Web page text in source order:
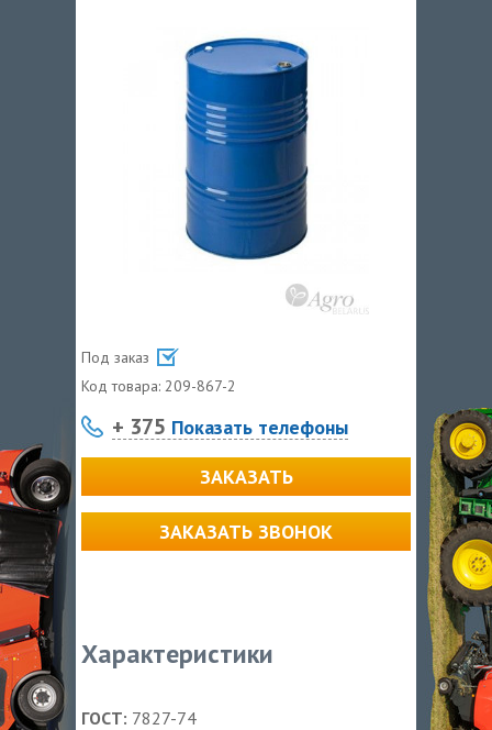
Под заказ
Код товара: 209-867-2
+ 375 Показать телефоны
ЗАКАЗАТЬ
ЗАКАЗАТЬ ЗВОНОК
Характеристики
ГОСТ: 7827-74